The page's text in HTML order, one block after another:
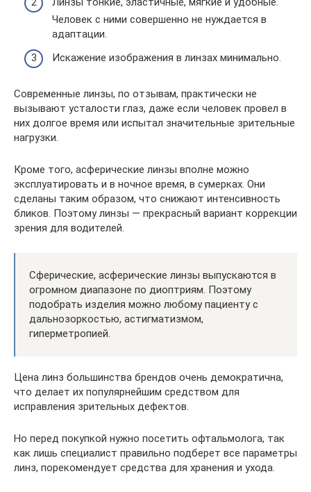
Человек с ними совершенно не нуждается в
адаптации.
Искажение изображения в линзах минимально.
Современные линзы, по отзывам, практически не
вызывают усталости глаз, даже если человек провел в
них долгое время или испытал значительные зрительные
нагрузки.
Кроме того, асферические линзы вполне можно
эксплуатировать и в ночное время, в сумерках. Они
сделаны таким образом, что снижают интенсивность
бликов. Поэтому линзы — прекрасный вариант коррекции
зрения для водителей.
Сферические, асферические линзы выпускаются в
огромном диапазоне по диоптриям. Поэтому
подобрать изделия можно любому пациенту с
дальнозоркостью, астигматизмом,
гиперметропией.
Цена линз большинства брендов очень демократична,
что делает их популярнейшим средством для
исправления зрительных дефектов.
Но перед покупкой нужно посетить офтальмолога, так
как лишь специалист правильно подберет все параметры
линз, порекомендует средства для хранения и ухода.